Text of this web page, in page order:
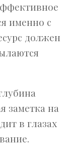
именно с
должен
заметка на
в глазах